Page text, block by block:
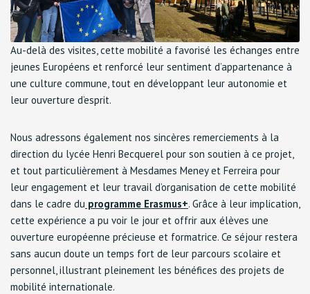
Au-delà des visites, cette mobilité a favorisé les échanges entre
jeunes Européens et renforcé leur sentiment d’appartenance à
une culture commune, tout en développant leur autonomie et
leur ouverture d’esprit.
Nous adressons également nos sincères remerciements à la
direction du lycée Henri Becquerel pour son soutien à ce projet,
et tout particulièrement à Mesdames Meney et Ferreira pour
leur engagement et leur travail d’organisation de cette mobilité
dans le cadre du programme Erasmus+. Grâce à leur implication,
cette expérience a pu voir le jour et offrir aux élèves une
ouverture européenne précieuse et formatrice. Ce séjour restera
sans aucun doute un temps fort de leur parcours scolaire et
personnel, illustrant pleinement les bénéfices des projets de
mobilité internationale.